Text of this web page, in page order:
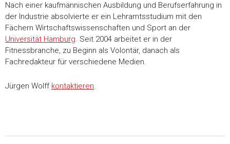
Nach einer kaufmännischen Ausbildung und Berufserfahrung in
der Industrie absolvierte er ein Lehramtsstudium mit den
Fächern Wirtschaftswissenschaften und Sport an der
Universität Hamburg. Seit 2004 arbeitet er in der
Fitnessbranche, zu Beginn als Volontär, danach als
Fachredakteur für verschiedene Medien.
Jürgen Wolff kontaktieren.